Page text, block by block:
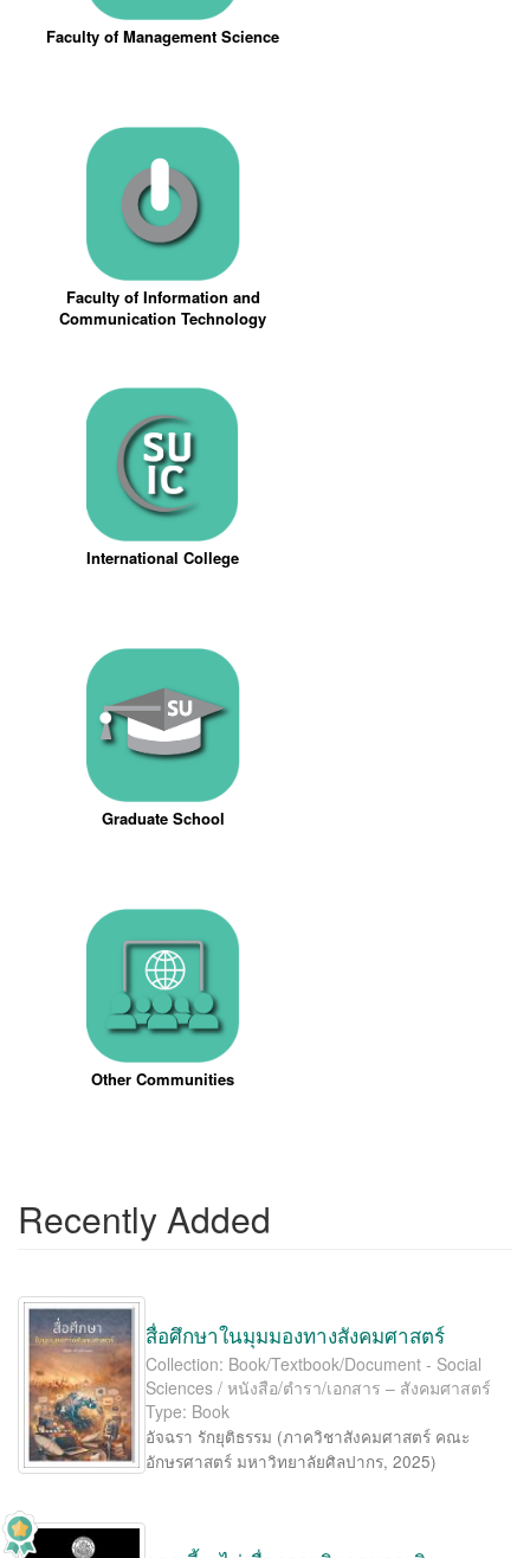
Faculty of Management Science
Faculty of Information and
Communication Technology
International College
Graduate School
Other Communities
Recently Added
สื่อศึกษาในมุมมองทางสังคมศาสตร์
Collection: Book/Textbook/Document - Social
Sciences / หนังสือ/ตำรา/เอกสาร – สังคมศาสตร์
Type: Book
อัจฉรา รักยุติธรรม (ภาควิชาสังคมศาสตร์ คณะ
อักษรศาสตร์ มหาวิทยาลัยศิลปากร, 2025)